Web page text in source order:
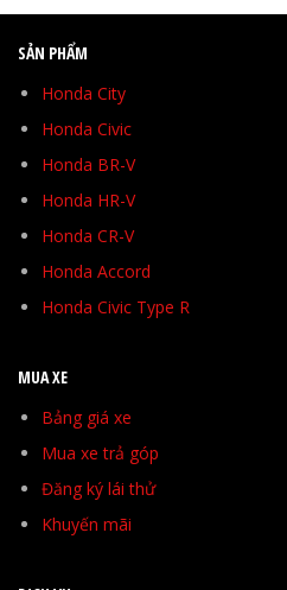
SẢN PHẨM
Honda City
Honda Civic
Honda BR-V
Honda HR-V
Honda CR-V
Honda Accord
Honda Civic Type R
MUA XE
Bảng giá xe
Mua xe trả góp
Đăng ký lái thử
Khuyến mãi